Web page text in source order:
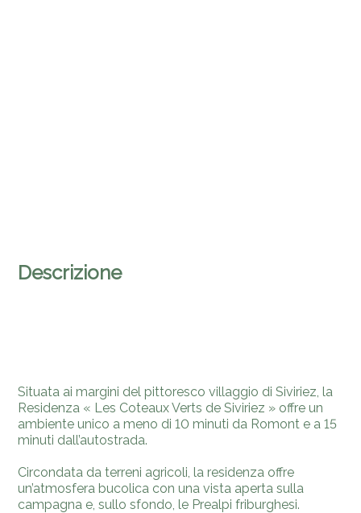
Descrizione
Situata ai margini del pittoresco villaggio di Siviriez, la
Residenza « Les Coteaux Verts de Siviriez » offre un
ambiente unico a meno di 10 minuti da Romont e a 15
minuti dall’autostrada.
Circondata da terreni agricoli, la residenza offre
un’atmosfera bucolica con una vista aperta sulla
campagna e, sullo sfondo, le Prealpi friburghesi.